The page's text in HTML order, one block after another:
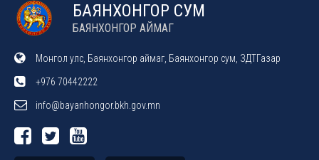
БАЯНХОНГОР СУМ
БАЯНХОНГОР АЙМАГ
Монгол улс, Баянхонгор аймаг, Баянхонгор сум, ЗДТГазар
+976 70442222
info@bayanhongor.bkh.gov.mn